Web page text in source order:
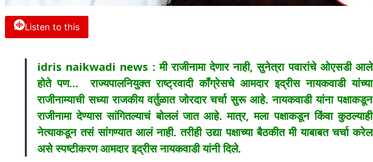
Listen to this
idris naikwadi news : मी राजीनामा देणार नाही, सुनेत्रा पवारांचे ओएसडी आले
होते पण… राज्यपालनियुक्त राष्ट्रवादी काँग्रेसचे आमदार इद्रीस नायकवाडी यांच्या
राजीनाम्याची सध्या राजकीय वर्तुळात जोरदार चर्चा सुरू आहे. नायकवाडी यांना पक्षाकडून
राजीनामा देण्यास सांगितल्याचं बोललं जात आहे. मात्र, मला पक्षाकडून किंवा कुठल्याही
नेत्याकडून तसं सांगण्यात आलं नाही. तरीही उद्या पक्षाच्या बैठकीत मी याबाबत चर्चा करेल
असे स्पष्टीकरण आमदार इद्रीस नायकवाडी यांनी दिले.